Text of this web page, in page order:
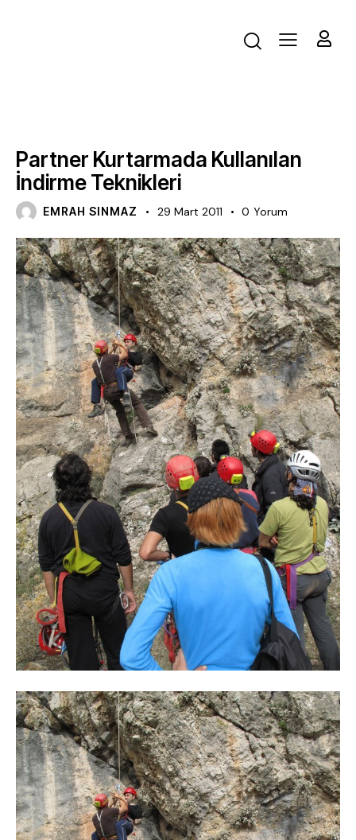
Partner Kurtarmada Kullanılan
İndirme Teknikleri
EMRAH SINMAZ 29 Mart 2011 0 Yorum